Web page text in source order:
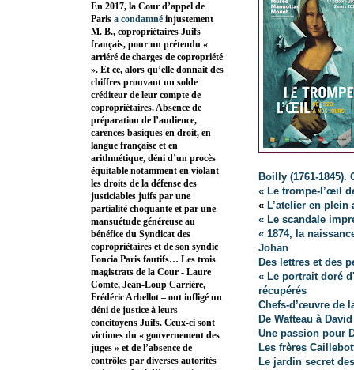
Boilly (1761-
« Le trompe-l’œil
« L’atelier en
« Le scandale
« 1874, la
Johan
Des lettres et des
« Le portrait doré
récupérés
Chefs-d’œuvre de
De Watteau à
Une passion pour
Les frères
Le jardin secret
En 2017, la Cour d’appel de
Paris a condamné injustement
M. B., copropriétaires Juifs
français, pour un prétendu «
arriéré de charges de copropriété
». Et ce, alors qu’elle donnait des
chiffres prouvant un solde
créditeur de leur compte de
copropriétaires. Absence de
préparation de l’audience,
carences basiques en droit, en
langue française et en
arithmétique, déni d’un procès
équitable notamment en violant
les droits de la défense des
justiciables juifs par une
partialité choquante et par une
mansuétude généreuse au
bénéfice du Syndicat des
copropriétaires et de son syndic
Foncia Paris fautifs… Les trois
magistrats de la Cour - Laure
Comte, Jean-Loup Carrière,
Frédéric Arbellot – ont infligé un
déni de justice à leurs
concitoyens Juifs. Ceux-ci sont
victimes du « gouvernement des
juges » et de l’absence de
contrôles par diverses autorités